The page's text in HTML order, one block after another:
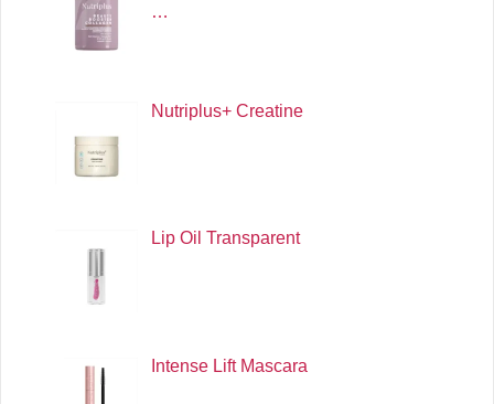
…
Nutriplus+ Creatine
Lip Oil Transparent
Intense Lift Mascara